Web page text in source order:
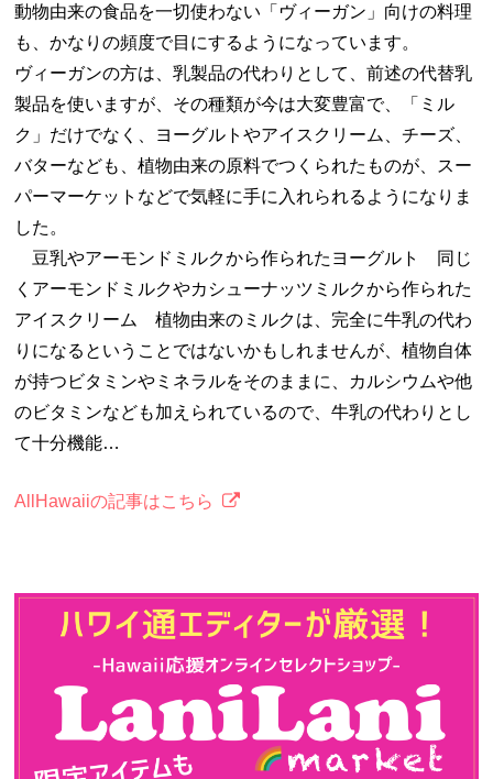
動物由来の食品を一切使わない「ヴィーガン」向けの料理
も、かなりの頻度で目にするようになっています。
ヴィーガンの方は、乳製品の代わりとして、前述の代替乳
製品を使いますが、その種類が今は大変豊富で、「ミル
ク」だけでなく、ヨーグルトやアイスクリーム、チーズ、
バターなども、植物由来の原料でつくられたものが、スー
パーマーケットなどで気軽に手に入れられるようになりま
した。
豆乳やアーモンドミルクから作られたヨーグルト 同じ
くアーモンドミルクやカシューナッツミルクから作られた
アイスクリーム 植物由来のミルクは、完全に牛乳の代わ
りになるということではないかもしれませんが、植物自体
が持つビタミンやミネラルをそのままに、カルシウムや他
のビタミンなども加えられているので、牛乳の代わりとし
て十分機能…
AllHawaiiの記事はこちら